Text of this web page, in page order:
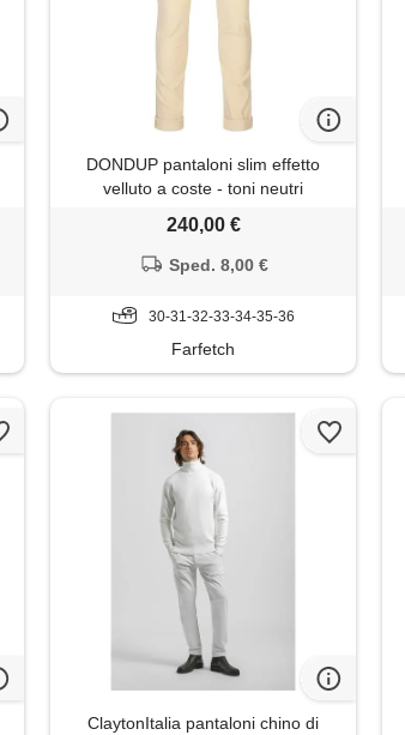
DONDUP pantaloni slim effetto
velluto a coste - toni neutri
240,00 €
Sped. 8,00 €
30-31-32-33-34-35-36
Farfetch
ClaytonItalia pantaloni chino di